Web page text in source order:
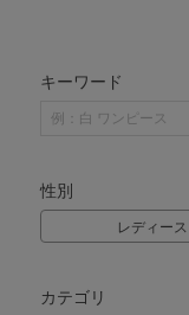
キーワード
性別
レディース
カテゴリ